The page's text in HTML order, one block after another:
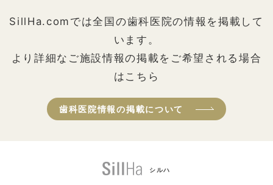
SillHa.comでは全国の歯科医院の情報を掲載して
います。
より詳細なご施設情報の掲載をご希望される場合
はこちら
歯科医院情報の掲載について
シルハ